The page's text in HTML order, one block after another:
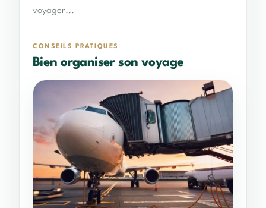
voyager...
CONSEILS PRATIQUES
Bien organiser son voyage